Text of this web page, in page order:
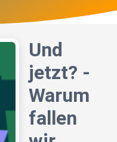
Und
jetzt? -
Warum
fallen